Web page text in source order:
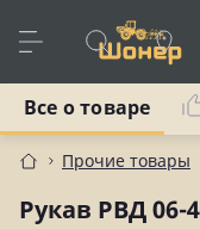
Прочие товары
Рукав РВД 06-
Все о товаре